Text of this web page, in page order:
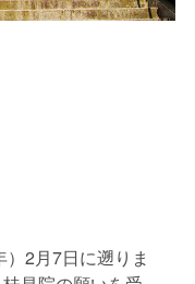
2月7日に遡りま